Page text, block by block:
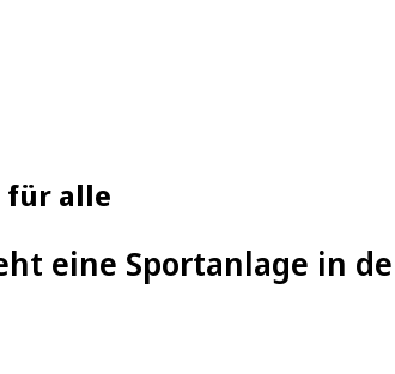
für alle
eine Sportanlage in